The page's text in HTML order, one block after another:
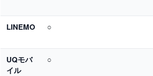
LINEMO ○
UQモバ
イル
○